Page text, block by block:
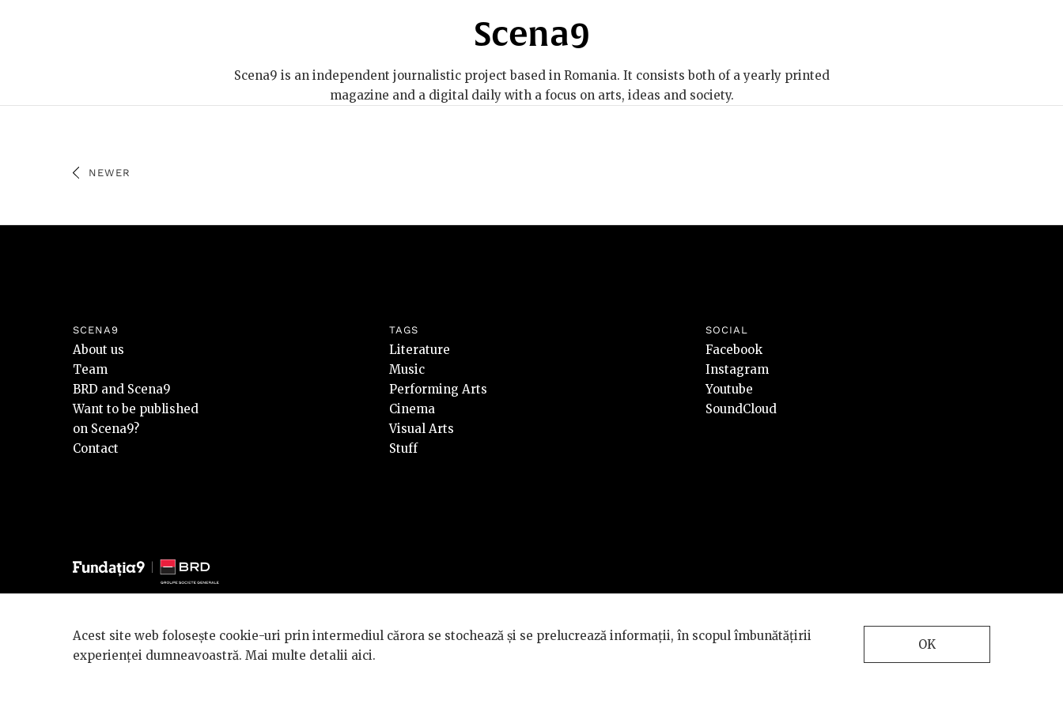
Scena9
Scena9 is an independent journalistic project based in Romania. It consists both of a yearly printed
magazine and a digital daily with a focus on arts, ideas and society.
NEWER
SCENA9
About us
Team
BRD and Scena9
Want to be published
on Scena9?
Contact
TAGS
Literature
Music
Performing Arts
Cinema
Visual Arts
Stuff
SOCIAL
Facebook
Instagram
Youtube
SoundCloud
Scena 9 este un proiect sustinut deBRD GROUPE SOCIÉTÉ GÉNÉRALE. INTERKORP
Acest site web folosește cookie-uri prin intermediul cărora se stochează și se prelucrează informații, în scopul îmbunătățirii
experienței dumneavoastră. Mai multe detalii aici.
OK